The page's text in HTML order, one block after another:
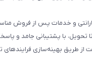
و خدمات پس از فروش
تحویل، با پشتیبانی جامد و
طریق بهینه‌سازی فرایندهای